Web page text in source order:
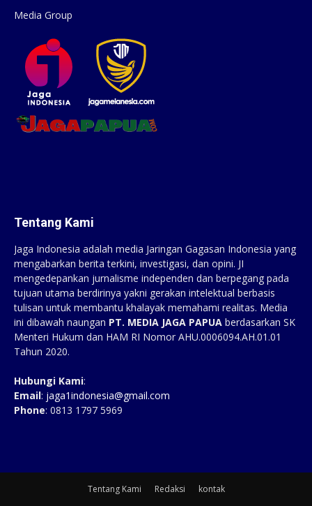
Media Group
Tentang Kami
Jaga Indonesia adalah media Jaringan Gagasan Indonesia yang
mengabarkan berita terkini, investigasi, dan opini. JI
mengedepankan jurnalisme independen dan berpegang pada
tujuan utama berdirinya yakni gerakan intelektual berbasis
tulisan untuk membantu khalayak memahami realitas. Media
ini dibawah naungan PT. MEDIA JAGA PAPUA berdasarkan SK
Menteri Hukum dan HAM RI Nomor AHU.0006094.AH.01.01
Tahun 2020.
Hubungi Kami:
Email: jaga1indonesia@gmail.com
Phone: 0813 1797 5969
Tentang Kami Redaksi kontak